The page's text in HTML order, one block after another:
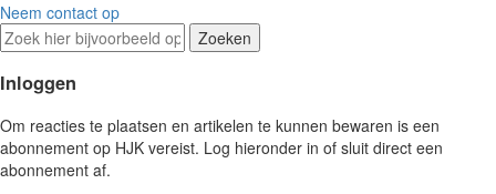
Neem contact op
Zoeken
Inloggen
Om reacties te plaatsen en artikelen te kunnen bewaren is een
abonnement op HJK vereist. Log hieronder in of sluit direct een
abonnement af.